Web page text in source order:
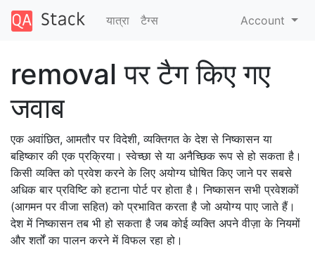
यात्रा टैग्‍स Account
removal पर टैग किए गए
जवाब
एक अवांछित, आमतौर पर विदेशी, व्यक्तिगत के देश से निष्कासन या
बहिष्कार की एक प्रक्रिया। स्वेच्छा से या अनैच्छिक रूप से हो सकता है।
किसी व्यक्ति को प्रवेश करने के लिए अयोग्य घोषित किए जाने पर सबसे
अधिक बार प्रविष्टि को हटाना पोर्ट पर होता है। निष्कासन सभी प्रवेशकों
(आगमन पर वीजा सहित) को प्रभावित करता है जो अयोग्य पाए जाते हैं।
देश में निष्कासन तब भी हो सकता है जब कोई व्यक्ति अपने वीज़ा के नियमों
और शर्तों का पालन करने में विफल रहा हो।